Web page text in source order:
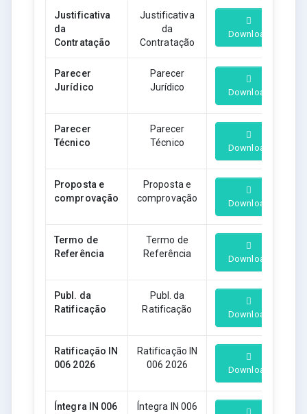
Justificativa
da
Contratação
Justificativa
da
Contratação
Download
Parecer
Jurídico
Parecer
Jurídico
Download
Parecer
Técnico
Parecer
Técnico
Download
Proposta e
comprovação
Proposta e
comprovação
Download
Termo de
Referência
Termo de
Referência
Download
Publ. da
Ratificação
Publ. da
Ratificação
Download
Ratificação IN
006 2026
Ratificação IN
006 2026
Download
Íntegra IN 006
Íntegra IN 006